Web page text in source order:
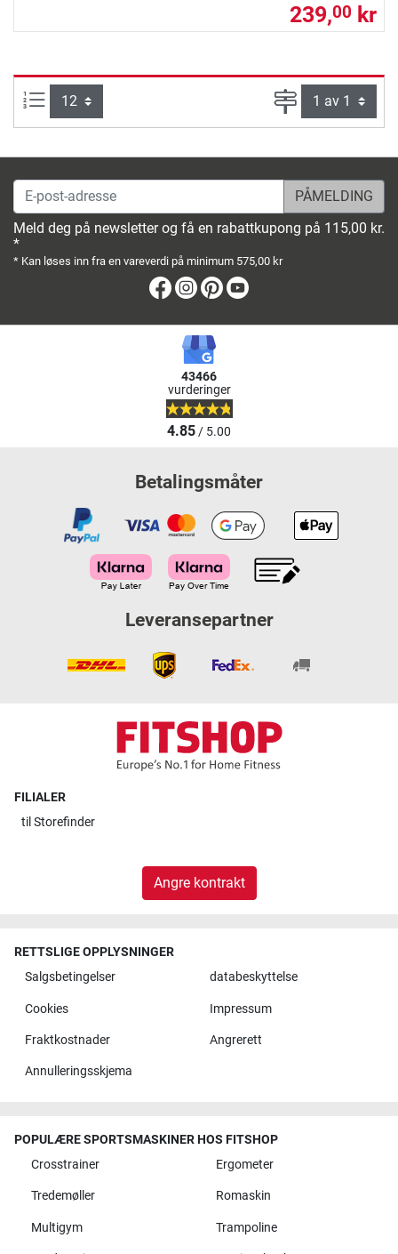
239,00 kr
Produkter pr. side: Side
E-post-adresse
Meld deg på newsletter og få en rabattkupong på 115,00 kr.
*
* Kan løses inn fra en vareverdi på minimum 575,00 kr
Facebook
Instagram
Pinterest
43466
vurderinger
4.85/ 5.00
Betalingsmåter
Leveransepartner
FILIALER
til Storefinder
Angre kontrakt
RETTSLIGE OPPLYSNINGER
Salgsbetingelser
databeskyttelse
Cookies Impressum
Fraktkostnader Angrerett
Annulleringsskjema
POPULÆRE SPORTSMASKINER HOS FITSHOP
Crosstrainer
Ergometer
Tredemøller Romaskin
Multigym Trampoline